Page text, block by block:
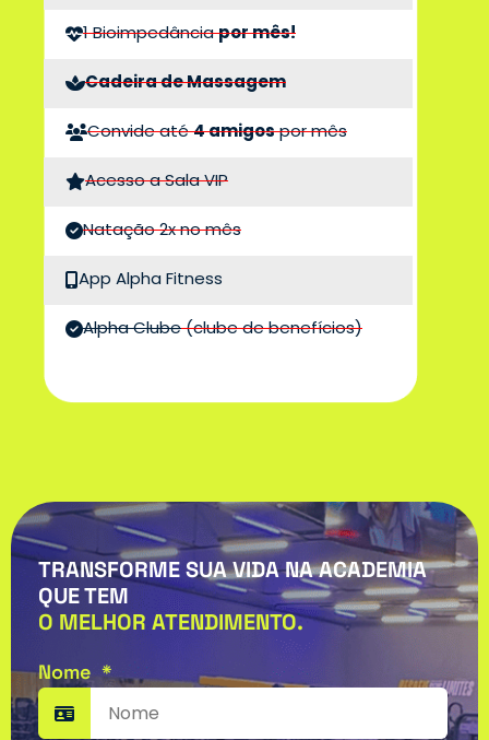
1 Bioimpedânciapor mês!
Cadeira de Massagem
Convide até4 amigospor mês
Acesso a Sala VIP
Natação 2x no mês
App Alpha Fitness
Alpha Clube(clube de benefícios)
TRANSFORME SUA VIDA NA ACADEMIA
QUE TEM
O MELHOR ATENDIMENTO.
Nome *